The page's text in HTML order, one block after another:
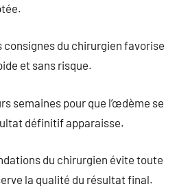
du chirurgien favorise
et sans risque.
semaines pour que l’œdème se
définitif apparaisse.
du chirurgien évite toute
la qualité du résultat final.